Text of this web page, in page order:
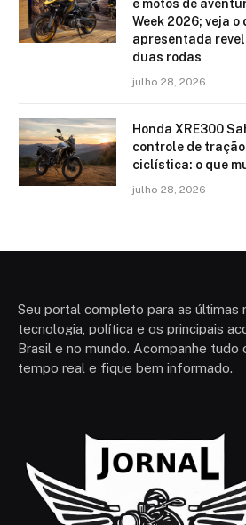
e motos de
Week 2026; veja
apresentada
duas rodas
julho 28, 2026
Honda XRE300
controle de
ciclística: o que
julho 28, 2026
Seu portal completo para as últimas
tecnologia, política e os principais
Brasil e no mundo. Acompanhe tudo
tempo real e fique bem informado.